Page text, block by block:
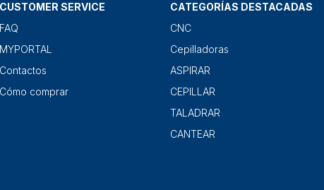
CUSTOMER SERVICE
FAQ
MYPORTAL
Contactos
Cómo comprar
CATEGORÍAS DESTACADAS
CNC
Cepilladoras
ASPIRAR
CEPILLAR
TALADRAR
CANTEAR